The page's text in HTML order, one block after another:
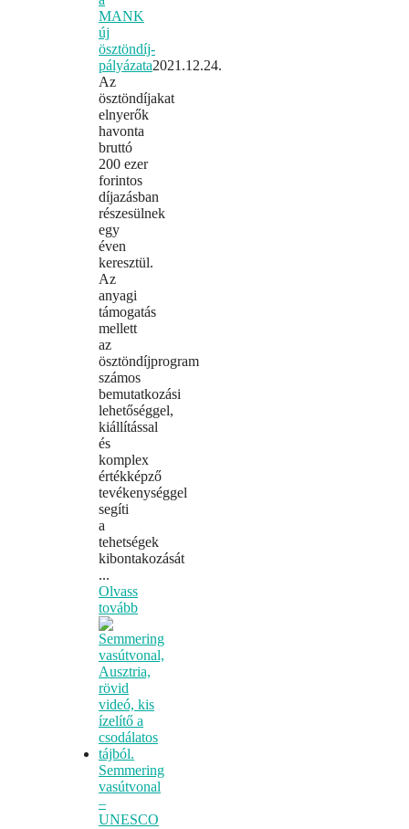
MANK
új
ösztöndíj-
pályázata2021.12.24.
Az
ösztöndíjakat
elnyerők
havonta
bruttó
200 ezer
forintos
díjazásban
részesülnek
egy
éven
keresztül.
Az
anyagi
támogatás
mellett
az
ösztöndíjprogram
számos
bemutatkozási
lehetőséggel,
kiállítással
és
komplex
értékképző
tevékenységgel
segíti
a
tehetségek
kibontakozását
...
Olvass
tovább
Semmering
vasútvonal
–
UNESCO